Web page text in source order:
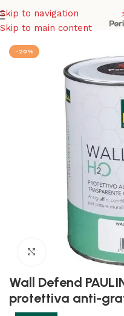
Skip to navigation
Skip to main content
Home/VERNICI/Smalti
-20%
Click to enlarge
Wall Defend
protettiva anti-